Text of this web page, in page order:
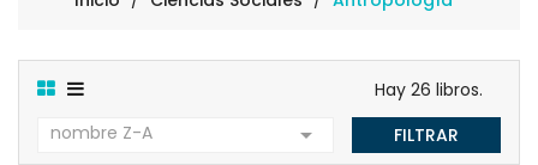
Hay 26 libros.
nombre Z-A
 FILTRAR